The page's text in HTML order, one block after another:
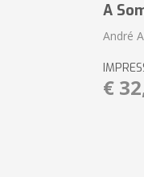
A
André
€